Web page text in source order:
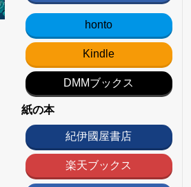
honto
Kindle
DMMブックス
紙の本
紀伊國屋書店
楽天ブックス